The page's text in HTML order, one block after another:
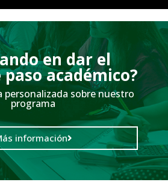
en dar el
académico?
personalizada sobre nuestro
programa
información